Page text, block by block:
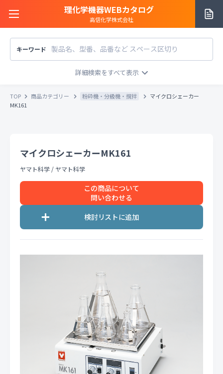
理化学機器WEBカタログ
高信化学株式会社
サイトご利用方法
お知らせ一覧
お問い合わせ
キーワード
メーカー/販売元
税込 税抜 価格「お問い合わせ」を除外
条件をクリア 検索
TOP 商品カテゴリー 粉砕機・分級機・撹拌
マイクロシェーカー
MK161
マイクロシェーカーMK161
ヤマト科学 / ヤマト科学
この商品について
問い合わせる